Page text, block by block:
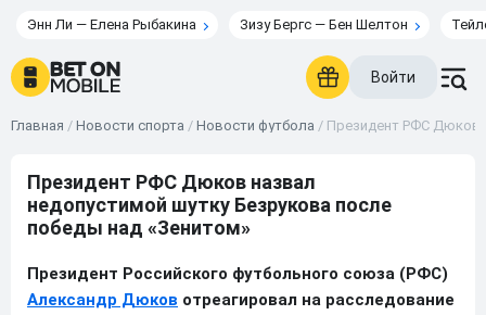
Энн Ли — Елена Рыбакина Зизу Бергс — Бен Шелтон
Войти
Главная / Новости спорта / Новости футбола / Президент РФС Дюков
Президент РФС Дюков назвал
недопустимой шутку Безрукова после
победы над «Зенитом»
Президент Российского футбольного союза (РФС)
Александр Дюков отреагировал на расследование